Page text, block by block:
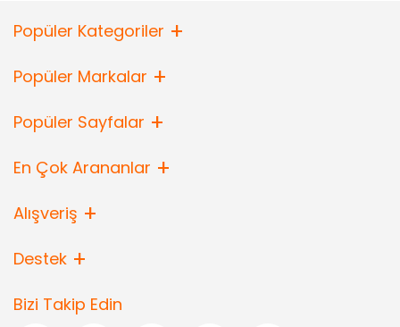
Popüler Kategoriler
Popüler Markalar
Popüler Sayfalar
En Çok Arananlar
Alışveriş
Destek
Bizi Takip Edin